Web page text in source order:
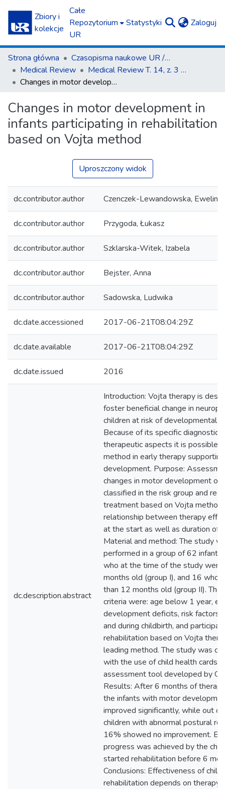
Zbiory i
kolekcje
Całe
Repozytorium
UR
Statystyki Zaloguj
Strona główna
Czasopisma naukowe UR / Scientific Journals
Medical Review
Medical Review T. 14, z. 3 (2016)
Changes in motor development in infants participating in rehabilitation based on Vojta method
Changes in motor development in
infants participating in rehabilitation
based on Vojta method
Uproszczony widok
dc.contributor.author Czenczek-Lewandowska, Ewelina
dc.contributor.author Przygoda, Łukasz
dc.contributor.author Szklarska-Witek, Izabela
dc.contributor.author Bejster, Anna
dc.contributor.author Sadowska, Ludwika
dc.date.accessioned 2017-06-21T08:04:29Z
dc.date.available 2017-06-21T08:04:29Z
dc.date.issued 2016
dc.description.abstract
Introduction: Vojta therapy is
foster beneficial change in
children at risk of developmental
Because of its specific diagnostic
therapeutic aspects it is possible
method in early therapy supporting
development. Purpose:
changes in motor development of
classified in the risk group and
treatment based on Vojta
relationship between therapy
at the start as well as duration of
Material and method: The study
performed in a group of 62
who at the time of the study
months old (group I), and 16 who
than 12 months old (group II). The
criteria were: age below 1 year,
development deficits, risk factors
and during childbirth, and
rehabilitation based on Vojta
leading method. The study was
with the use of child health cards
assessment tool developed by G.
Results: After 6 months of
the infants with motor
improved significantly, while out
children with abnormal postural
16% showed no improvement.
progress was achieved by the
started rehabilitation before 6
Conclusions: Effectiveness of
rehabilitation depends on therapy